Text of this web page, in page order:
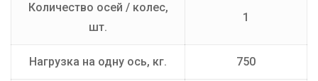
Количество осей / колес,
шт.
1
Нагрузка на одну ось, кг. 750